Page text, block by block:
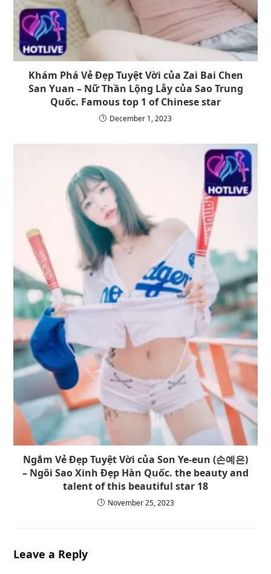
Khám Phá Vẻ Đẹp Tuyệt Vời của Zai Bai Chen
San Yuan – Nữ Thần Lộng Lẫy của Sao Trung
Quốc. Famous top 1 of Chinese star
December 1, 2023
Ngắm Vẻ Đẹp Tuyệt Vời của Son Ye-eun (손예은)
– Ngôi Sao Xinh Đẹp Hàn Quốc. the beauty and
talent of this beautiful star 18
November 25, 2023
Leave a Reply